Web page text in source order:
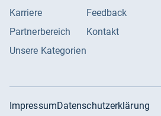
Karriere
Partnerbereich
Unsere Kategorien
Feedback
Kontakt
ImpressumDatenschutzerklärung